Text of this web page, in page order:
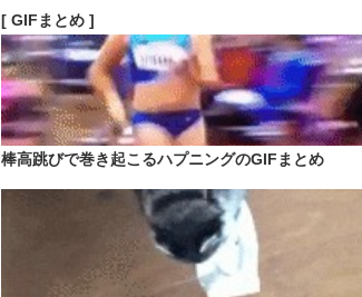
[ GIFまとめ ]
棒高跳びで巻き起こるハプニングのGIFまとめ